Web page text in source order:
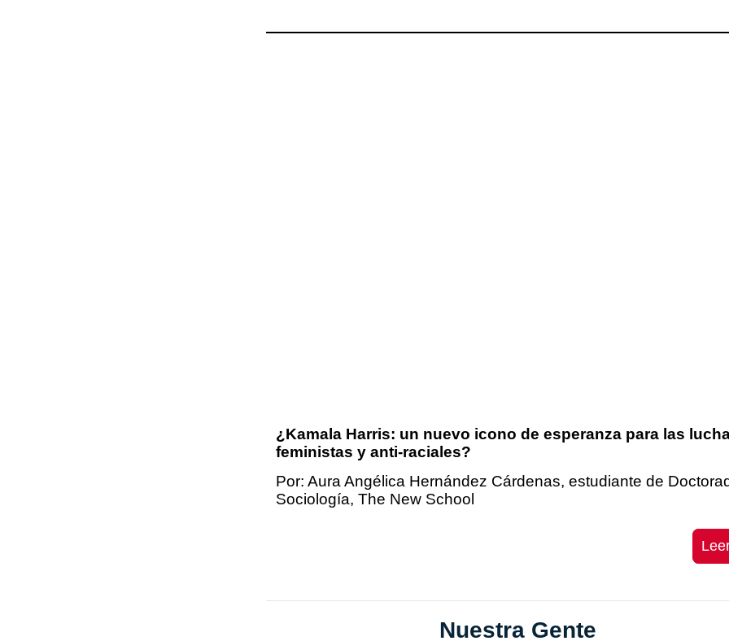
¿Kamala Harris: un nuevo icono de esperanza para las
feministas y anti-raciales?
Por: Aura Angélica Hernández Cárdenas, estudiante de
Sociología, The New School
Nuestra Gente